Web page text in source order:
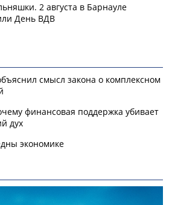
2 августа в Барнауле
День ВДВ
смысл закона о комплексном
финансовая поддержка убивает
дух
экономике